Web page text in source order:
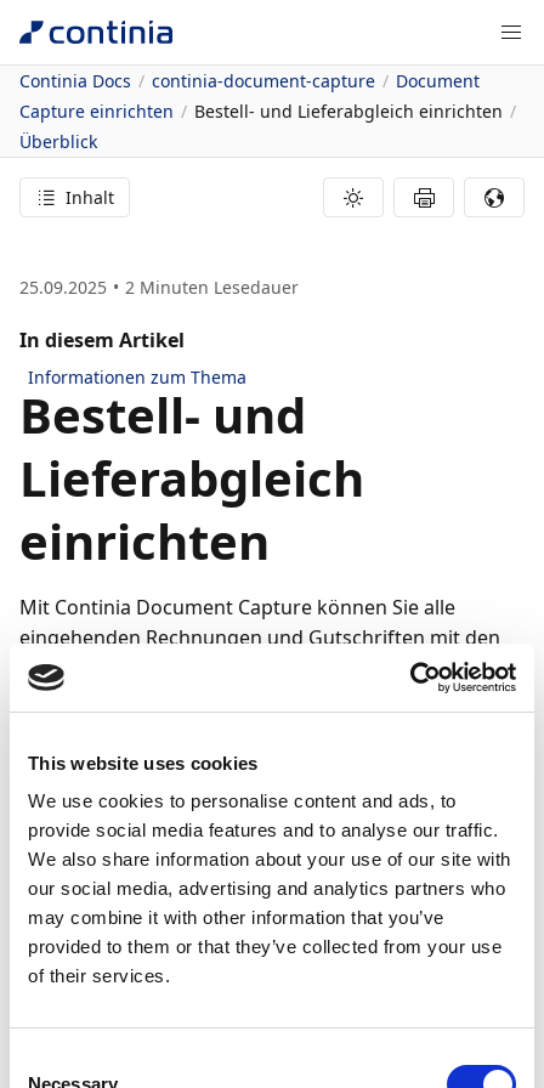
This website uses cookies
We use cookies to personalise content and ads, to
provide social media features and to analyse our traffic.
We also share information about your use of our site with
our social media, advertising and analytics partners who
may combine it with other information that you’ve
provided to them or that they’ve collected from your use
of their services.
Necessary
Continia Docs continia-document-capture
Document
Capture einrichten
Bestell- und Lieferabgleich einrichten
Überblick
Inhalt
25.09.2025 2 Minuten Lesedauer
In diesem Artikel
Informationen zum Thema
Bestell- und
Lieferabgleich
einrichten
Mit Continia Document Capture können Sie alle
eingehenden Rechnungen und Gutschriften mit den
entsprechenden Belegen abgleichen (z. B. können
Rechnungen mit entsprechenden Bestellungen und
dass alles überprüft wird und beispielsweise
Rechnungen bezahlt werden können. Dies können Sie
entweder selbst manuell oder automatisch mit
Document Capture durchführen.
Das manuelle Verfahren erfordert keinerlei
Einrichtung, während der automatische Abgleich
entsprechend den Anforderungen Ihres
Unternehmens aktiviert und konfiguriert werden
muss. Hierfür finden Sie in der folgenden Tabelle eine